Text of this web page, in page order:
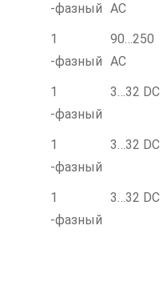
-фазный AC
1
-фазный
90…250
AC
1
-фазный
3…32 DC
1
-фазный
3…32 DC
1
-фазный
3…32 DC